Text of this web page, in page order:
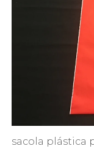
sacola plástica